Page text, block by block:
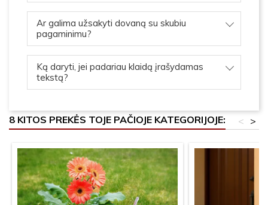
Ar galima užsakyti dovaną su skubiu
pagaminimu?
Ką daryti, jei padariau klaidą įrašydamas
tekstą?
8 KITOS PREKĖS TOJE PAČIOJE KATEGORIJOJE: >
<